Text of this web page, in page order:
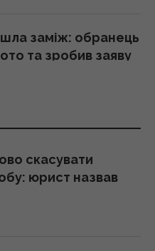
заміж: обранець
та зробив заяву
залежить від
оборонка може
але є умова
скасувати
юрист назвав